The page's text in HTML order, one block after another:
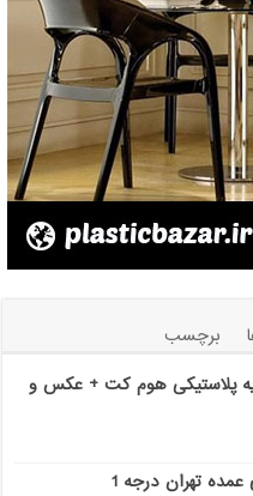
برچسب
پلاستیکی هوم کت + عکس و
تهران درجه 1